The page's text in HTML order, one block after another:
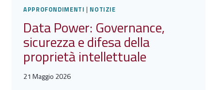
APPROFONDIMENTI | NOTIZIE
Data Power: Governance,
sicurezza e difesa della
proprietà intellettuale
21 Maggio 2026